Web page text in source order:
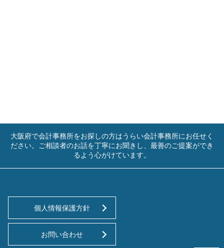
大阪府で会計事務所をお探しの方はうらい会計事務所にお任せく
ださい。ご相談者のお話を丁寧にお聞きし、最善のご提案ができ
るよう心がけています。
個人情報保護方針
お問い合わせ